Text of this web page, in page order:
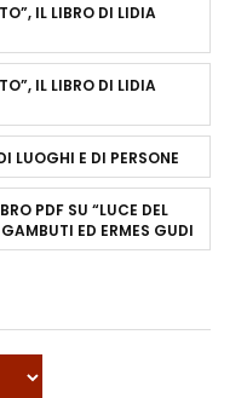
IL LIBRO DI LIDIA
IL LIBRO DI LIDIA
LUOGHI E DI PERSONE
PDF SU “LUCE DEL
ED ERMES GUDI